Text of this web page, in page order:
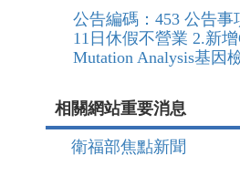
公告編碼：453 公告事
11日休假不營業 2.新增
Mutation Analysis基因
相關網站重要消息
衛福部焦點新聞